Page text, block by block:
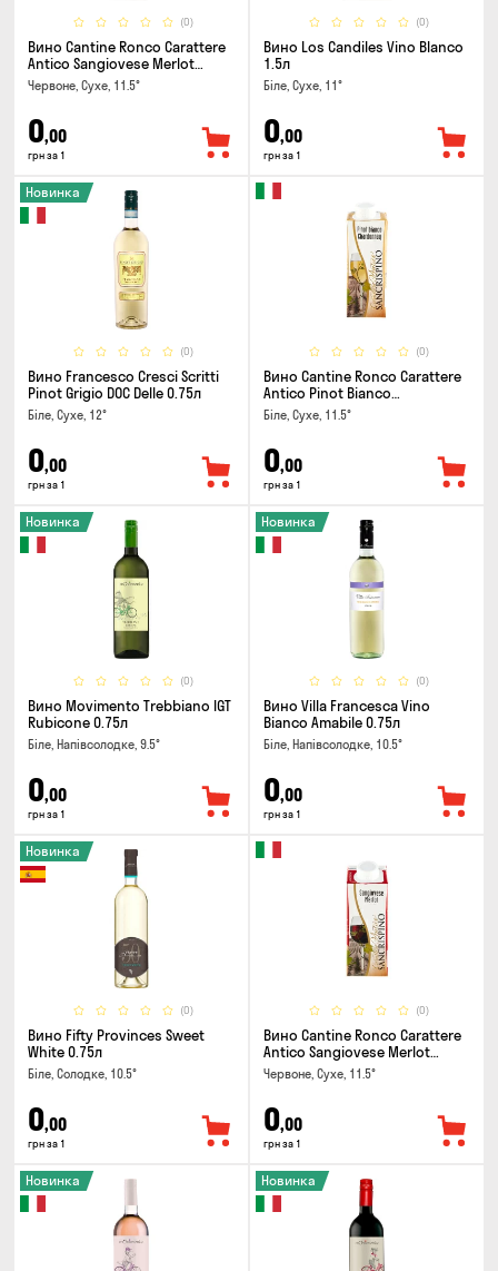
(0)
Вино Cantine Ronco Carattere
Antico Sangiovese Merlot
Rubicone IGT 1л
Червоне, Сухе, 11.5°
0,00
грн за 1
(0)
Вино Los Candiles Vino Blanco
1.5л
Біле, Сухе, 11°
0,00
грн за 1
(0)
Новинка
Вино Francesco Cresci Scritti
Pinot Grigio DOC Delle 0.75л
Біле, Сухе, 12°
0,00
грн за 1
(0)
Вино Cantine Ronco Carattere
Antico Pinot Bianco
Chardonnay Rubicone IGT 0.25л
Біле, Сухе, 11.5°
0,00
грн за 1
(0)
Новинка
Вино Movimento Trebbiano IGT
Rubicone 0.75л
Біле, Напівсолодке, 9.5°
0,00
грн за 1
(0)
Новинка
Вино Villa Francesca Vino
Bianco Amabile 0.75л
Біле, Напівсолодке, 10.5°
0,00
грн за 1
(0)
Новинка
Вино Fifty Provinces Sweet
White 0.75л
Біле, Солодке, 10.5°
0,00
грн за 1
(0)
Вино Cantine Ronco Carattere
Antico Sangiovese Merlot
Rubicone IGT 0.25л
Червоне, Сухе, 11.5°
0,00
грн за 1
Новинка Новинка